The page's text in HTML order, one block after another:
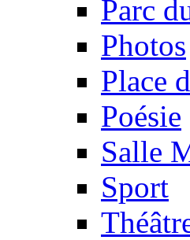
Parc
Photos
Place
Poésie
Salle
Sport